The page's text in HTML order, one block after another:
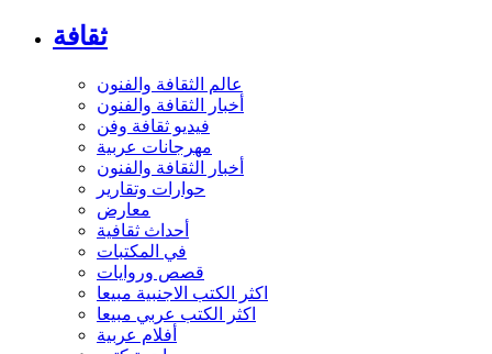
ثقافة
عالم الثقافة والفنون
أخبار الثقافة والفنون
فيديو ثقافة وفن
مهرجانات عربية
أخبار الثقافة والفنون
حوارات وتقارير
معارض
أحداث ثقافية
في المكتبات
قصص وروايات
اكثر الكتب الاجنبية مبيعا
اكثر الكتب عربي مبيعا
أفلام عربية